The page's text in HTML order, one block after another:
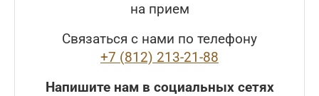
на прием
Связаться с нами по телефону
+7 (812) 213-21-88
Напишите нам в социальных сетях